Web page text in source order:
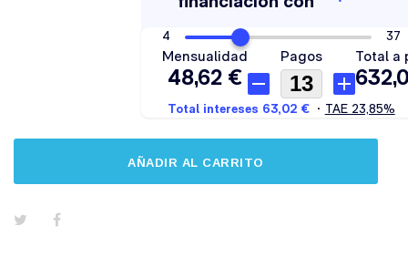
AÑADIR AL CARRITO